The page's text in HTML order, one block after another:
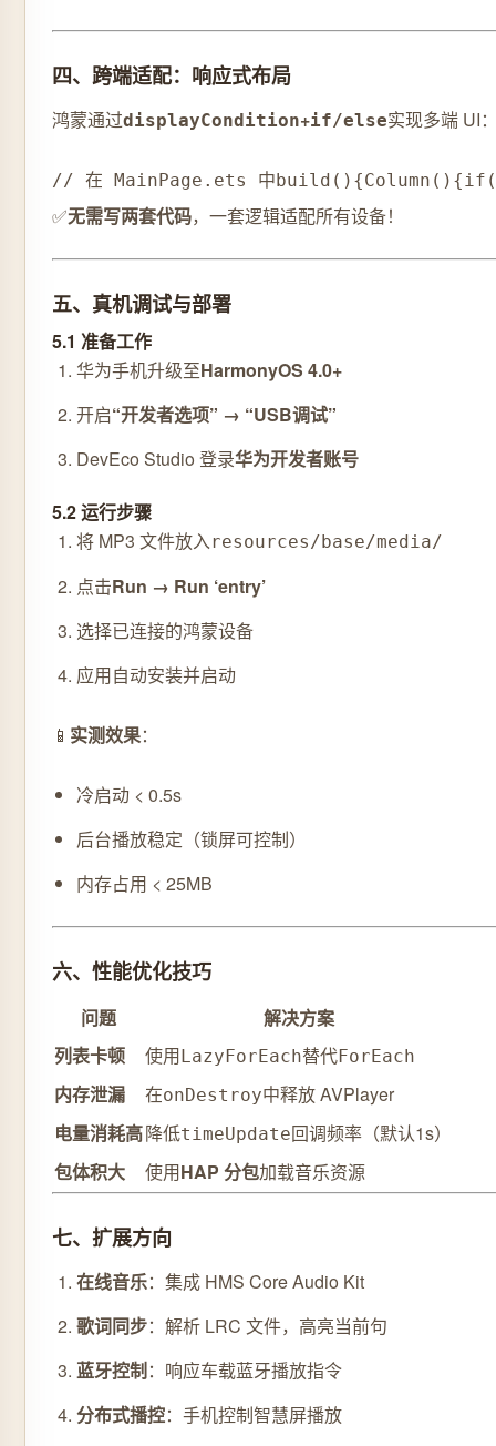
四、跨端适配：响应式布局
鸿蒙通过displayCondition+if/else实现多端 UI
// 在 MainPage.ets 中build ( ) {Column ( ) {if (
✅无需写两套代码，一套逻辑适配所有设备！
五、真机调试与部署
5.1 准备工作
华为手机升级至HarmonyOS 4.0+
开启“开发者选项” → “USB调试”
DevEco Studio 登录华为开发者账号
5.2 运行步骤
将 MP3 文件放入resources/base/media/
点击Run → Run ‘entry’
选择已连接的鸿蒙设备
应用自动安装并启动
📱 实测效果：
冷启动 < 0.5s
后台播放稳定（锁屏可控制）
内存占用 < 25MB
六、性能优化技巧
问题
解决方案
列表卡顿
使用LazyForEach替代ForEach
内存泄漏 在onDestroy中释放 AVPlayer
电量消耗高降低timeUpdate回调频率（默认1s）
包体积大
使用HAP 分包加载音乐资源
七、扩展方向
在线音乐：集成 HMS Core Audio Kit
歌词同步：解析 LRC 文件，高亮当前句
蓝牙控制：响应车载蓝牙播放指令
分布式播控：手机控制智慧屏播放